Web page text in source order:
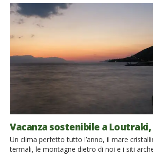
L’intera isola si è guadagnata il marchio di
presto diventerà il luogo perfetto per una
La riserva naturale si estende su tutta l’isola
Vacanza sostenibile a Loutraki,
Un clima perfetto tutto l’anno, il mare
termali, le montagne dietro di noi e i siti